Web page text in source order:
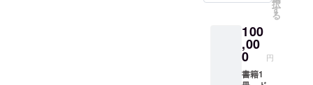
9.2cm
直径
約6cm
・ドリ
ンク券
択
す
る
100
,00
0 円
書籍1